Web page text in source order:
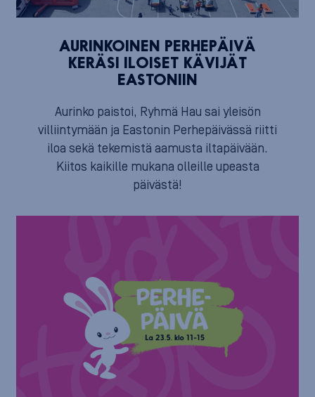
AURINKOINEN PERHEPÄIVÄ
KERÄSI ILOISET KÄVIJÄT
EASTONIIN
Aurinko paistoi, Ryhmä Hau sai yleisön
villiintymään ja Eastonin Perhepäivässä riitti
iloa sekä tekemistä aamusta iltapäivään.
Kiitos kaikille mukana olleille upeasta
päivästä!